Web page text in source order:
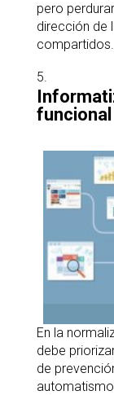
pero
dirección de
compartidos.
funcional
En la
debe
de